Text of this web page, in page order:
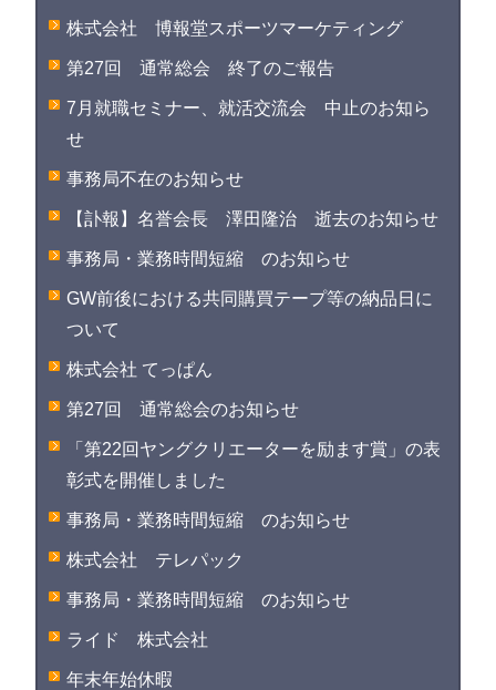
株式会社 博報堂スポーツマーケティング
第27回 通常総会 終了のご報告
7月就職セミナー、就活交流会 中止のお知ら
せ
事務局不在のお知らせ
【訃報】名誉会長 澤田隆治 逝去のお知らせ
事務局・業務時間短縮 のお知らせ
GW前後における共同購買テープ等の納品日に
ついて
株式会社 てっぱん
第27回 通常総会のお知らせ
「第22回ヤングクリエーターを励ます賞」の表
彰式を開催しました
事務局・業務時間短縮 のお知らせ
株式会社 テレパック
事務局・業務時間短縮 のお知らせ
ライド 株式会社
年末年始休暇